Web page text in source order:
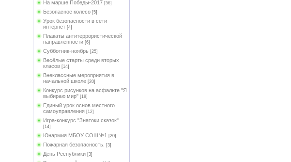
На марше Победы-2017 [56]
Безопасное колесо [5]
Урок безопасности в сети
интернет [4]
Плакаты антитеррористической
направленности [6]
Субботник-ноябрь [25]
Весёлые старты среди вторых
класов [14]
Внеклассные мероприятия в
начальной школе [20]
Конкурс рисунков на асфальте "Я
выбираю мир" [18]
Единый урок основ местного
самоуправления [12]
Игра-конкурс "Знатоки сказок"
[14]
Юнармия МБОУ СОШ№1 [20]
Пожарная безопасность. [3]
День Республики [3]